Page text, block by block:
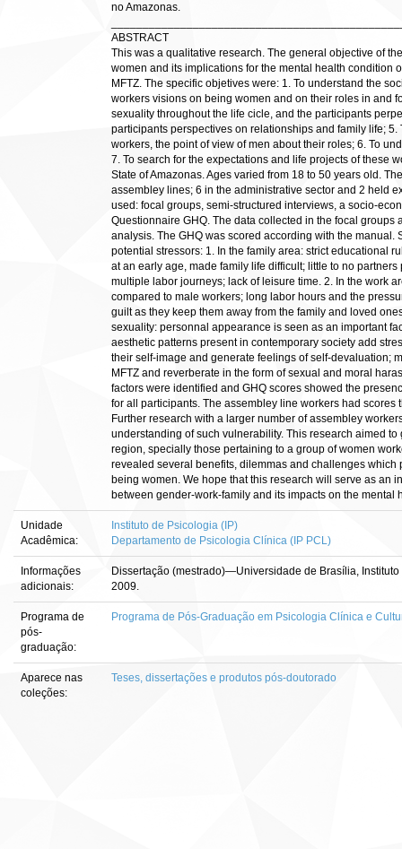
no Amazonas.
ABSTRACT
This was a qualitative research. The general objective of
women and its implications for the mental health condition
MFTZ. The specific objetives were: 1. To understand the
workers visions on being women and on their roles in and
sexuality throughout the life cicle, and the participants
participants perspectives on relationships and family life;
workers, the point of view of men about their roles; 6. To
7. To search for the expectations and life projects of these
State of Amazonas. Ages varied from 18 to 50 years old.
assembley lines; 6 in the administrative sector and 2 held
used: focal groups, semi-structured interviews, a socio-
Questionnaire GHQ. The data collected in the focal
analysis. The GHQ was scored according with the
potential stressors: 1. In the family area: strict educational
at an early age, made family life difficult; little to no
multiple labor journeys; lack of leisure time. 2. In the work
compared to male workers; long labor hours and the
guilt as they keep them away from the family and loved
sexuality: personnal appearance is seen as an important
aesthetic patterns present in contemporary society add
their self-image and generate feelings of self-devaluation;
MFTZ and reverberate in the form of sexual and moral
factors were identified and GHQ scores showed the
for all participants. The assembley line workers had
Further research with a larger number of assembley
understanding of such vulnerability. This research aimed
region, specially those pertaining to a group of women
revealed several benefits, dilemmas and challenges
being women. We hope that this research will serve as an
between gender-work-family and its impacts on the mental
Unidade
Acadêmica:
Instituto de Psicologia (IP)
Departamento de Psicologia Clínica (IP PCL)
Informações
adicionais:
Dissertação (mestrado)—Universidade de Brasília,
2009.
Programa de
pós-
graduação:
Programa de Pós-Graduação em Psicologia Clínica e
Aparece nas
coleções:
Teses, dissertações e produtos pós-doutorado